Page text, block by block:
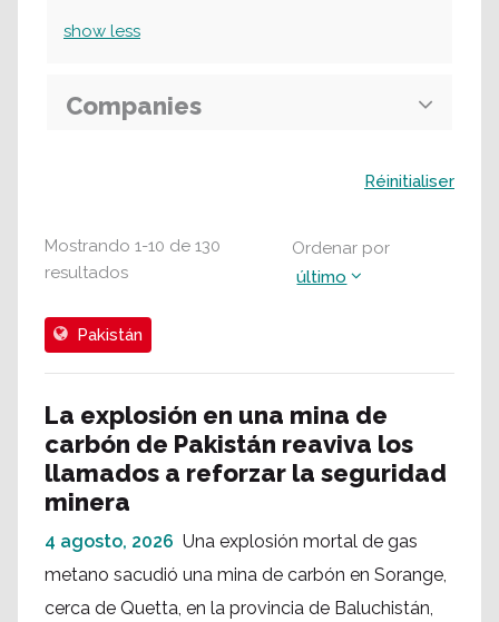
Mostrando 1-10 de 130
resultados
Ordenar por
último
Pakistán
La explosión en una mina de
carbón de Pakistán reaviva los
llamados a reforzar la seguridad
minera
4 agosto, 2026 Una explosión mortal de gas
metano sacudió una mina de carbón en Sorange,
cerca de Quetta, en la provincia de Baluchistán,
show less
Companies
Réinitialiser